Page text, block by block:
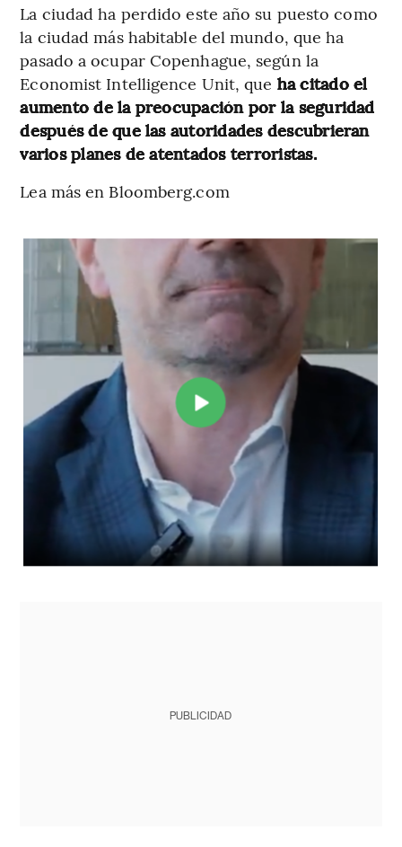
La ciudad ha perdido este año su puesto como
la ciudad más habitable del mundo, que ha
pasado a ocupar Copenhague, según la
Economist Intelligence Unit, que ha citado el
aumento de la preocupación por la seguridad
después de que las autoridades descubrieran
varios planes de atentados terroristas.
Lea más en Bloomberg.com
PUBLICIDAD